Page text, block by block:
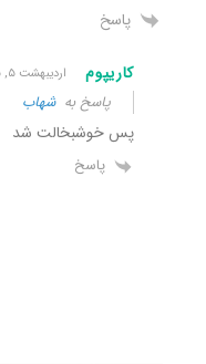
پاسخ
کاریپوم اردیبهشت ۵, ۱۴۰۵ ۱۲:۲۶ ب٫ظ
پاسخ بهشهاب
پس خوشبخالت شد
پاسخ